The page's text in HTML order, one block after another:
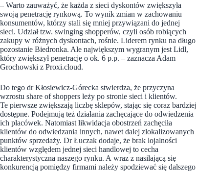
– Warto zauważyć, że każda z sieci dyskontów zwiększyła
swoją penetrację rynkową. To wynik zmian w zachowaniu
konsumentów, którzy stali się mniej przywiązani do jednej
sieci. Udział tzw. swinging shopperów, czyli osób robiących
zakupy w różnych dyskontach, rośnie. Liderem rynku na długo
pozostanie Biedronka. Ale największym wygranym jest Lidl,
który zwiększył penetrację o ok. 6 p.p. – zaznacza Adam
Grochowski z Proxi.cloud.
Do tego dr Kłosiewicz-Górecka stwierdza, że przyczyna
wzrostu share of shoppers leży po stronie sieci i klientów.
Te pierwsze zwiększają liczbę sklepów, stając się coraz bardziej
dostępne. Podejmują też działania zachęcające do odwiedzenia
ich placówek. Natomiast likwidacja obostrzeń zachęciła
klientów do odwiedzania innych, nawet dalej zlokalizowanych
punktów sprzedaży. Dr Łuczak dodaje, że brak lojalności
klientów względem jednej sieci handlowej to cecha
charakterystyczna naszego rynku. A wraz z nasilającą się
konkurencją pomiędzy firmami należy spodziewać się dalszego